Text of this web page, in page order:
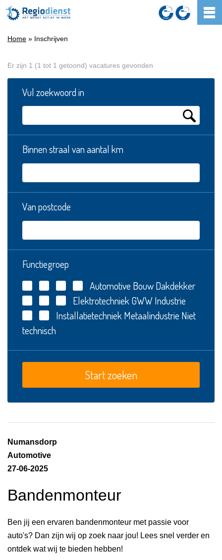
Home » Inschrijven
Er zijn 1 (1 tot 1 getoond) vacatures gevonden
Vul zoekwoord in
Binnen straal van aantal km
Van postcode
Functiegroep
Automotive BouwDakdekker
Elektrotechniek GWWIndustrie
Installatietechniek Metaalindustrie Niet
technisch
Numansdorp
Automotive
27-06-2025
Bandenmonteur
Ben jij een ervaren bandenmonteur met passie voor
auto's? Dan zijn wij op zoek naar jou! Lees snel verder en
ontdek wat wij te bieden hebben!